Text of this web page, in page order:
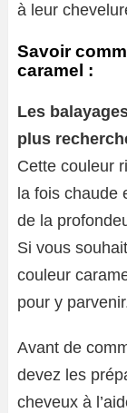
à leur
Savoir
caramel :
Les
plus
Cette couleur
la fois chaude
de la
Si vous
couleur
pour y
Avant de
devez les
cheveux à